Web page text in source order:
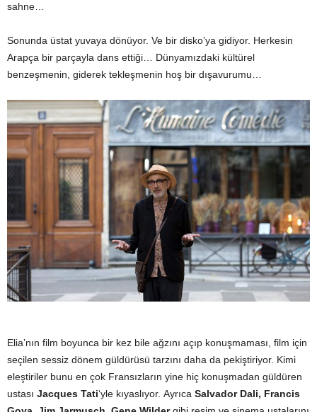
sahne…
Sonunda üstat yuvaya dönüyor. Ve bir disko’ya gidiyor. Herkesin
Arapça bir parçayla dans ettiği… Dünyamızdaki kültürel
benzeşmenin, giderek tekleşmenin hoş bir dışavurumu…
Elia’nın film boyunca bir kez bile ağzını açıp konuşmaması, film için
seçilen sessiz dönem güldürüsü tarzını daha da pekiştiriyor. Kimi
eleştiriler bunu en çok Fransızların yine hiç konuşmadan güldüren
ustası Jacques Tati‘yle kıyaslıyor. Ayrıca Salvador Dali, Francis